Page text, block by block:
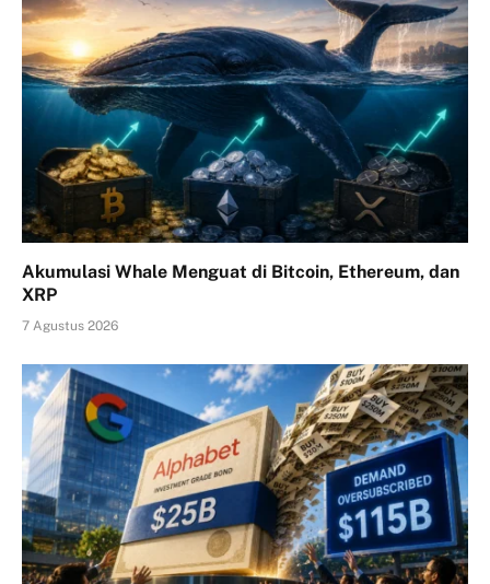
Akumulasi Whale Menguat di Bitcoin, Ethereum, dan
XRP
7 Agustus 2026